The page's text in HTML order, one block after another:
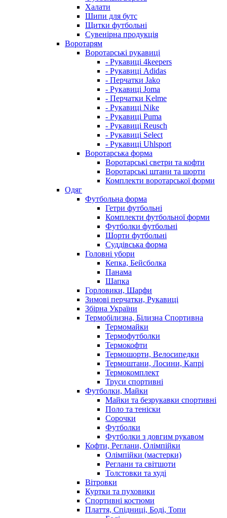
Халати
Шипи для бутс
Щитки футбольні
Сувенірна продукція
Воротарям
Воротарські рукавиці
- Рукавиці 4keepers
- Рукавиці Adidas
- Перчатки Jako
- Рукавиці Joma
- Перчатки Kelme
- Рукавиці Nike
- Рукавиці Puma
- Рукавиці Reusch
- Рукавиці Select
- Рукавиці Uhlsport
Воротарська форма
Воротарські светри та кофти
Воротарські штани та шорти
Комплекти воротарської форми
Одяг
Футбольна форма
Гетри футбольні
Комплекти футбольної форми
Футболки футбольні
Шорти футбольні
Суддівська форма
Головні убори
Кепка, Бейсболка
Панама
Шапка
Горловики, Шарфи
Зимові перчатки, Рукавиці
Збірна України
Термобілизна, Білизна Спортивна
Термомайки
Термофутболки
Термокофти
Термошорти, Велосипедки
Термоштани, Лосини, Капрі
Термокомплект
Труси спортивні
Футболки, Майки
Майки та безрукавки спортивні
Поло та теніски
Сорочки
Футболки
Футболки з довгим рукавом
Кофти, Реглани, Олімпійки
Олімпійки (мастерки)
Реглани та світшоти
Толстовки та худі
Вітровки
Куртки та пуховики
Спортивні костюми
Плаття, Спідниці, Боді, Топи